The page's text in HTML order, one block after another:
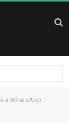
a WhatsApp